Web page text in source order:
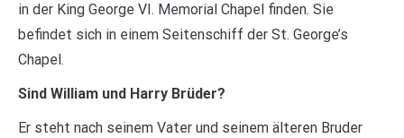
in der King George VI. Memorial Chapel finden. Sie
befindet sich in einem Seitenschiff der St. George’s
Chapel.
Sind William und Harry Brüder?
Er steht nach seinem Vater und seinem älteren Bruder